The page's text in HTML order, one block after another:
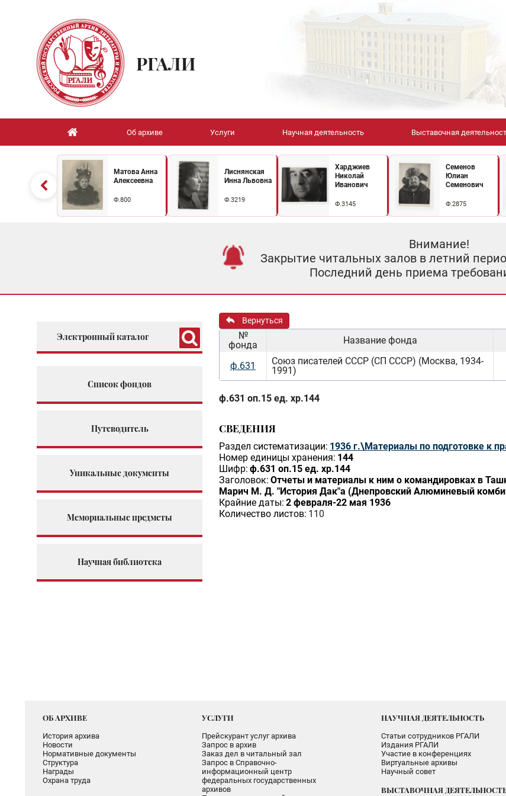
РГАЛИ
Об архиве Услуги Научная деятельность Выставочная
Матова Анна
Алексеевна
Ф.800
Лиснянская
Инна Львовна
Ф.3219
Харджиев
Николай
Иванович
Ф.3145
Семенов
Юлиан
Семенович
Ф.2875
Внимание!
Закрытие читальных залов в летний
Последний день приема
Электронный каталог
Список фондов
Путеводитель
Уникальные документы
Мемориальные предметы
Научная библиотека
Вернуться
№
фонда
Название фонда
ф.631
Союз писателей СССР (СП СССР) (Москва, 1934-
1991)
ф.631 оп.15 ед. хр.144
СВЕДЕНИЯ
Раздел систематизации: 1936 г.\Материалы по подготовке к
Номер единицы хранения: 144
Шифр: ф.631 оп.15 ед. хр.144
Заголовок: Отчеты и материалы к ним о командировках в
Марич М. Д. "История Дак"а (Днепровский Алюминевый
Крайние даты: 2 февраля-22 мая 1936
Количество листов: 110
ОБ АРХИВЕ
История архива
Новости
Нормативные документы
Структура
Награды
Охрана труда
УСЛУГИ
Прейскурант услуг архива
Запрос в архив
Заказ дел в читальный зал
Запрос в Справочно-
информационный центр
федеральных государственных
архивов
НАУЧНАЯ ДЕЯТЕЛЬНОСТЬ
Статьи сотрудников РГАЛИ
Издания РГАЛИ
Участие в конференциях
Виртуальные архивы
Научный совет
ВЫСТАВОЧНАЯ